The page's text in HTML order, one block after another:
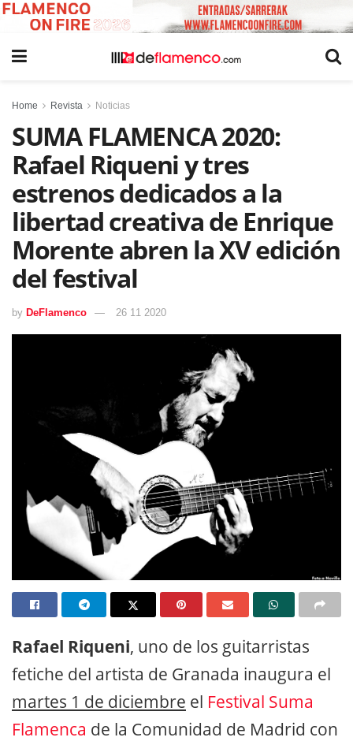
Home Revista Noticias
SUMA FLAMENCA 2020:
Rafael Riqueni y tres
estrenos dedicados a la
libertad creativa de Enrique
Morente abren la XV edición
del festival
by DeFlamenco 26 11 2020
Rafael Riqueni, uno de los guitarristas
fetiche del artista de Granada inaugura el
martes 1 de diciembre el Festival Suma
Flamenca de la Comunidad de Madrid con